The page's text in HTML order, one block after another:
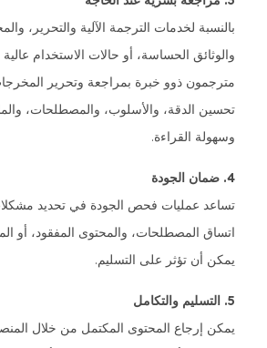
بالنسبة لخدمات الترجمة الآلية والتحرير،
والوثائق الحساسة، أو حالات الاستخدام
مترجمون ذوو خبرة بمراجعة وتحرير
تحسين الدقة، والأسلوب، والمصطلحات،
وسهولة القراءة.
4. ضمان الجودة
تساعد عمليات فحص الجودة في تحديد
اتساق المصطلحات، والمحتوى المفقود، أو
يمكن أن تؤثر على التسليم.
5. التسليم والتكامل
يمكن إرجاع المحتوى المكتمل من خلال